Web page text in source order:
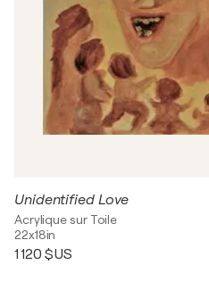
Unidentified Love
Acrylique sur Toile
22x18in
1 120 $US